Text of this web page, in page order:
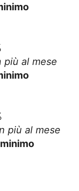
più al mese
più al mese